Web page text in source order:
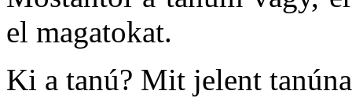
el magatokat.
Ki a tanú? Mit jelent